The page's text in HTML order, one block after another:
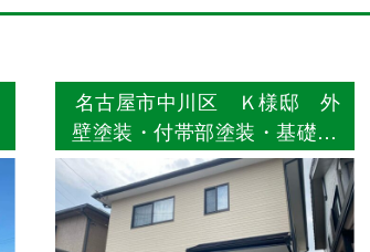
名古屋市中川区 Ｋ様邸 外
壁塗装・付帯部塗装・基礎巾
木塗装・シーリング打ち替え
工事・FRP防水2プライ工法